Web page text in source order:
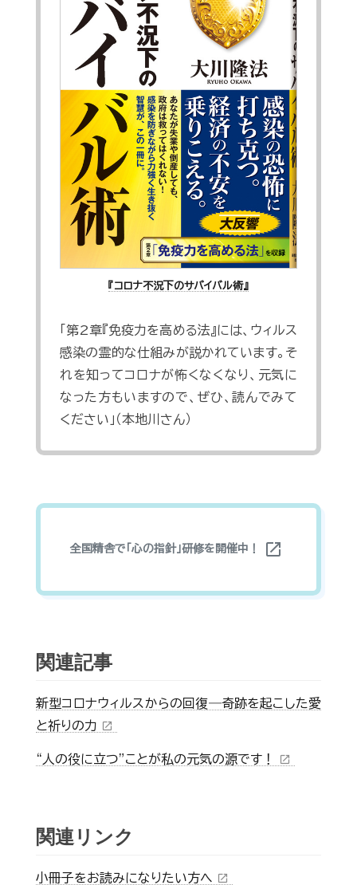
『コロナ不況下のサバイバル術』
「第2章『免疫力を高める法』には、ウィルス
感染の霊的な仕組みが説かれています。そ
れを知ってコロナが怖くなくなり、元気に
なった方もいますので、ぜひ、読んでみて
ください」（本地川さん）
全国精舎で「心の指針」研修を開催中！ open_in_new
関連記事
新型コロナウィルスからの回復―奇跡を起こした愛
と祈りの力 open_in_new
“人の役に立つ”ことが私の元気の源です！ open_in_new
関連リンク
小冊子をお読みになりたい方へ open_in_new